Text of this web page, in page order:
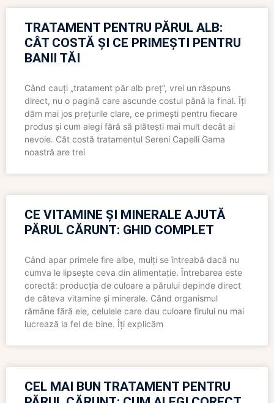
TRATAMENT PENTRU PĂRUL ALB:
CÂT COSTĂ ȘI CE PRIMEȘTI PENTRU
BANII TĂI
Când cauți „tratament păr alb preț”, vrei un răspuns
direct, nu o pagină care ascunde costul până la final. Îți
dăm mai jos prețurile clare, ce primești pentru fiecare
produs și cum alegi fără să plătești mai mult decât ai
nevoie. Cât costă tratamentul Sereni Capelli Gama
noastră are trei
CE VITAMINE ȘI MINERALE AJUTĂ
PĂRUL CĂRUNT: GHID COMPLET
Când apar primele fire albe, mulți se întreabă dacă nu
cumva le lipsește ceva din alimentație. Întrebarea este
corectă: producția de culoare a părului depinde direct
de câteva vitamine și minerale. Când organismul
rămâne fără ele, celulele care dau culoare firului nu mai
lucrează la fel de bine. Îți explicăm
CEL MAI BUN TRATAMENT PENTRU